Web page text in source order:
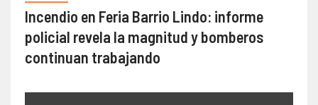
Incendio en Feria Barrio Lindo: informe
policial revela la magnitud y bomberos
continuan trabajando